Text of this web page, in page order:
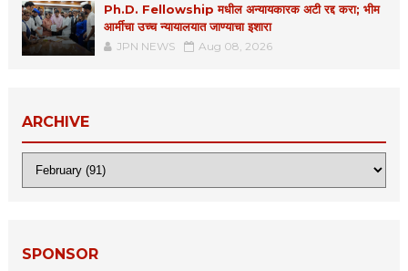
Ph.D. Fellowship मधील अन्यायकारक अटी रद्द करा; भीम
आर्मीचा उच्च न्यायालयात जाण्याचा इशारा
JPN NEWS Aug 08, 2026
ARCHIVE
SPONSOR